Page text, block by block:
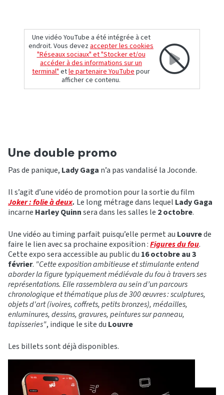
Une vidéo YouTube a été intégrée à cet
endroit. Vous devezaccepter les cookies
"Réseaux sociaux" et "Stocker et/ou
accéder à des informations sur un
terminal"etle partenaire YouTubepour
afficher ce contenu.
Une double promo
Pas de panique, Lady Gaga n’a pas vandalisé la Joconde.
Il s’agit d’une vidéo de promotion pour la sortie du film
Joker : folie à deux. Le long métrage dans lequel Lady Gaga
incarne Harley Quinnsera dans les salles le 2 octobre.
Une vidéo au timing parfait puisqu’elle permet au Louvrede
faire le lien avec sa prochaine exposition :Figures du fou.
Cette expo sera accessible au public du 16 octobre au 3
février. "Cette exposition ambitieuse et stimulante entend
aborder la figure typiquement médiévale du fou à travers ses
représentations. Elle rassemblera au sein d’un parcours
chronologique et thématique plus de 300 œuvres : sculptures,
objets d'art (ivoires, coffrets, petits bronzes), médailles,
enluminures, dessins, gravures, peintures sur panneau,
tapisseries", indique le site du Louvre
Les billets sont déjà disponibles.